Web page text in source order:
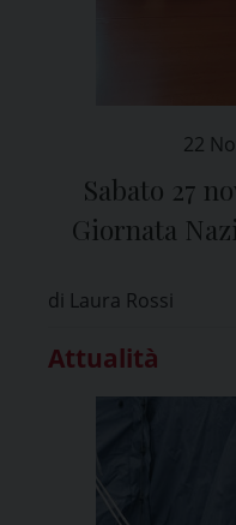
22
Sabato 27
Giornata
di Laura Rossi
Attualità